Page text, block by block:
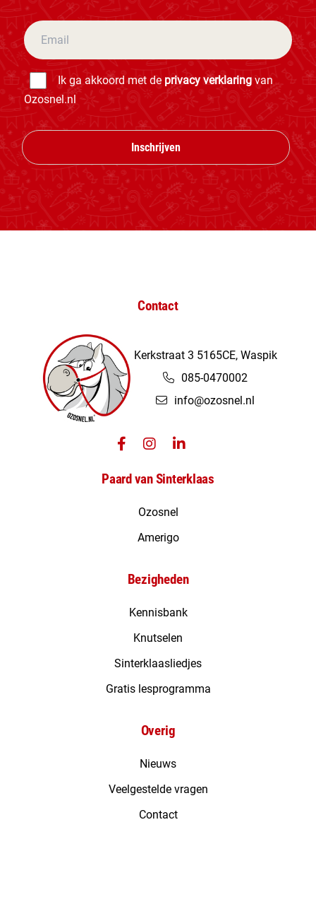
Ik ga akkoord met de privacy verklaringvan
Ozosnel.nl
Inschrijven
Contact
Kerkstraat 3 5165CE, Waspik
085-0470002
info@ozosnel.nl
Paard van Sinterklaas
Ozosnel
Amerigo
Bezigheden
Kennisbank
Knutselen
Sinterklaasliedjes
Gratis lesprogramma
Overig
Nieuws
Veelgestelde vragen
Contact